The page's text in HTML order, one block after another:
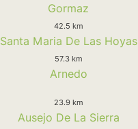
Gormaz
42.5 km
Santa Maria De Las Hoyas
57.3 km
Arnedo
23.9 km
Ausejo De La Sierra